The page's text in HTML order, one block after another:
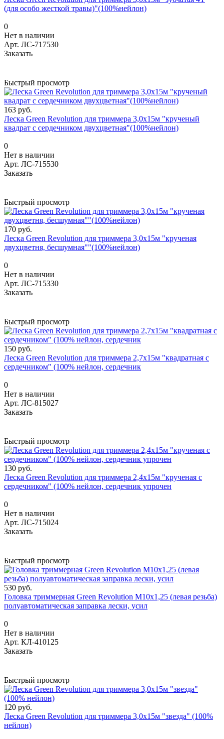
(для особо жесткой травы)"(100%нейлон)
0
Нет в наличии
Арт. ЛС-717530
Заказать
Быстрый просмотр
163 руб.
Леска Green Revolution для триммера 3,0х15м "крученый
квадрат с сердечником двухцветная"(100%нейлон)
0
Нет в наличии
Арт. ЛС-715530
Заказать
Быстрый просмотр
170 руб.
Леска Green Revolution для триммера 3,0х15м "крученая
двухцветня, бесшумная""(100%нейлон)
0
Нет в наличии
Арт. ЛС-715330
Заказать
Быстрый просмотр
150 руб.
Леска Green Revolution для триммера 2,7х15м "квадратная с
сердечником" (100% нейлон, сердечник
0
Нет в наличии
Арт. ЛС-815027
Заказать
Быстрый просмотр
130 руб.
Леска Green Revolution для триммера 2,4х15м "крученая с
сердечником" (100% нейлон, сердечник упрочен
0
Нет в наличии
Арт. ЛС-715024
Заказать
Быстрый просмотр
530 руб.
Головка триммерная Green Revolution М10х1,25 (левая резьба)
полуавтоматическая заправка лески, усил
0
Нет в наличии
Арт. КЛ-410125
Заказать
Быстрый просмотр
120 руб.
Леска Green Revolution для триммера 3,0х15м "звезда" (100%
нейлон)